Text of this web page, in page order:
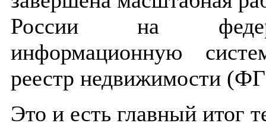
России на
информационную
реестр недвижимости
Это и есть главный итог